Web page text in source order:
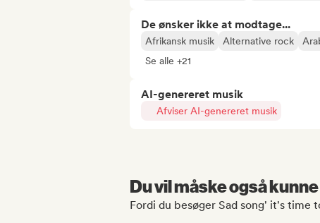
De ønsker ikke at modtage...
Afrikansk musik Alternative rock
Se alle +21
AI-genereret musik
Afviser AI-genereret musik
Du vil måske også
Fordi du besøger Sad song' it's time